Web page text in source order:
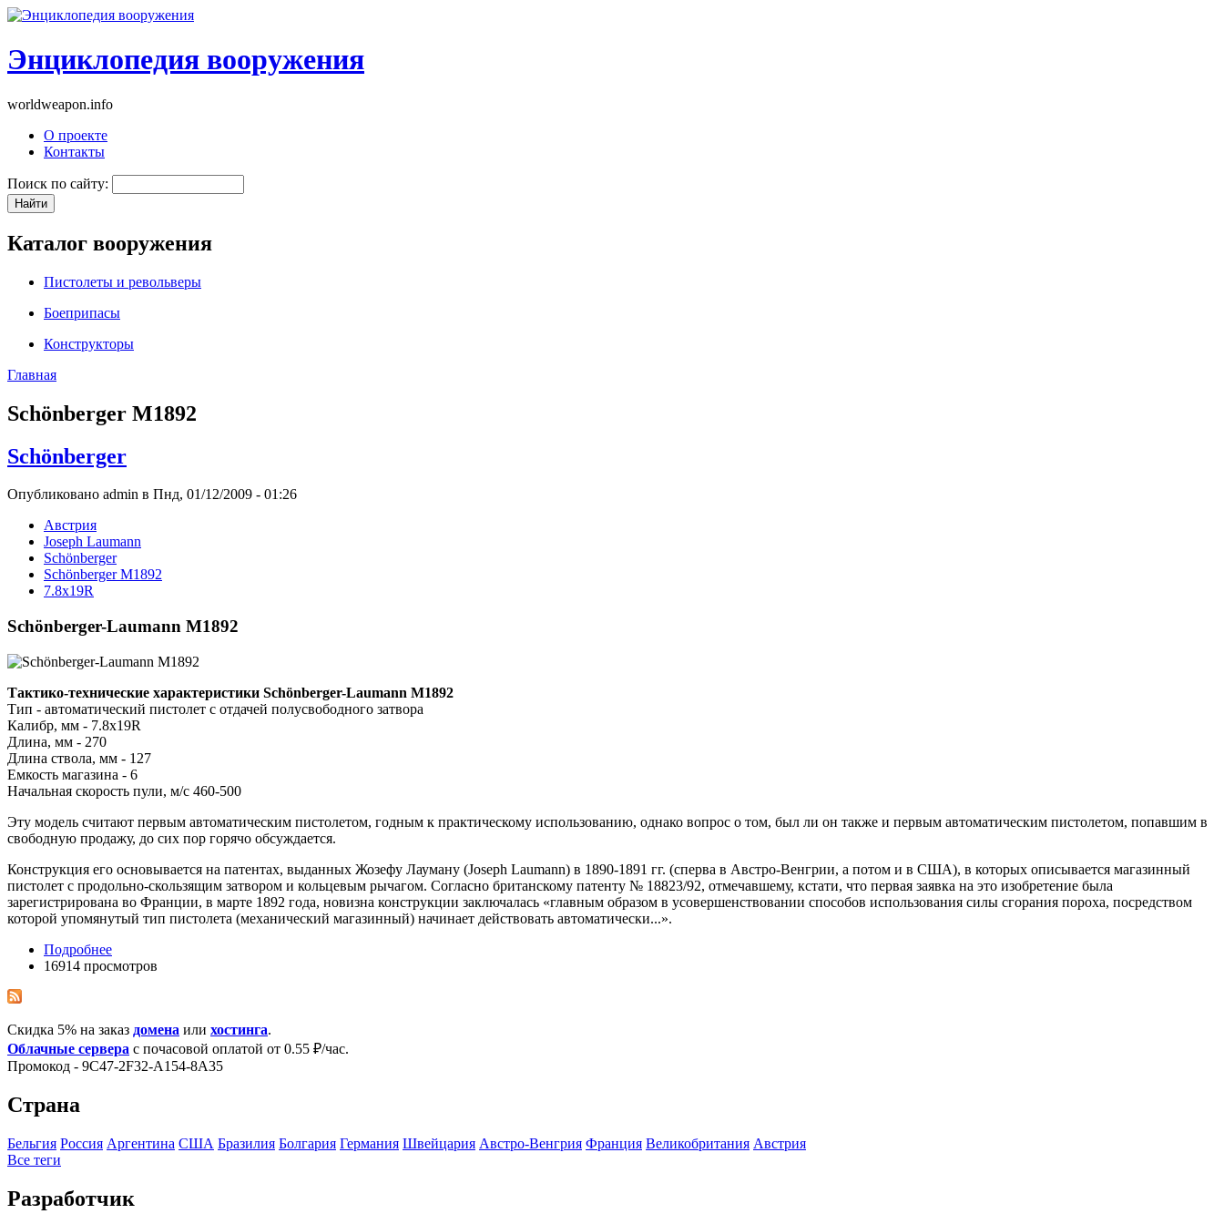
Энциклопедия вооружения
worldweapon.info
О проекте
Контакты
Поиск по сайту:
Каталог вооружения
Пистолеты и револьверы
Боеприпасы
Конструкторы
Главная
Schönberger M1892
Schönberger
Опубликовано admin в Пнд, 01/12/2009 - 01:26
Австрия
Joseph Laumann
Schönberger
Schönberger M1892
7.8x19R
Schönberger-Laumann M1892
Тактико-технические характеристики Schönberger-Laumann M1892
Тип - автоматический пистолет с отдачей полусвободного затвора
Калибр, мм - 7.8x19R
Длина, мм - 270
Длина ствола, мм - 127
Емкость магазина - 6
Начальная скорость пули, м/с 460-500
Эту модель считают первым автоматическим пистолетом, годным к практическому использованию, однако вопрос о том, был ли он также и первым автоматическим пистолетом, попавшим в
свободную продажу, до сих пор горячо обсуждается.
Конструкция его основывается на патентах, выданных Жозефу Лауману (Joseph Laumann) в 1890-1891 гг. (сперва в Австро-Венгрии, а потом и в США), в которых описывается магазинный
пистолет с продольно-скользящим затвором и кольцевым рычагом. Согласно британскому патенту № 18823/92, отмечавшему, кстати, что первая заявка на это изобретение была
зарегистрирована во Франции, в марте 1892 года, новизна конструкции заключалась «главным образом в усовершенствовании способов использования силы сгорания пороха, посредством
которой упомянутый тип пистолета (механический магазинный) начинает действовать автоматически...».
Подробнее
16914 просмотров
Скидка 5% на заказ домена или хостинга.
Облачные сервера с почасовой оплатой от 0.55 ₽/час.
Промокод - 9C47-2F32-A154-8A35
Страна
Бельгия Росcия Аргентина США Бразилия Болгария Германия Швейцария Австро-Венгрия Франция Великобритания Австрия
Все теги
Разработчик